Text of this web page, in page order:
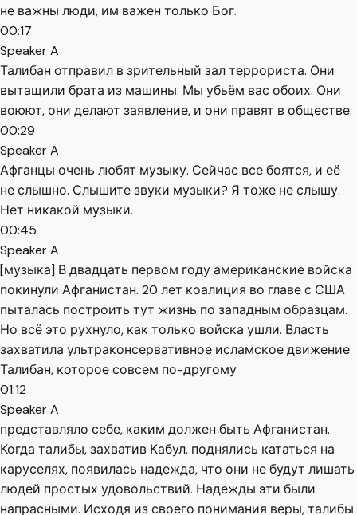
не важны люди, им важен только Бог.
00:17
Speaker A
Талибан отправил в зрительный зал террориста. Они
вытащили брата из машины. Мы убьём вас обоих. Они
воюют, они делают заявление, и они правят в обществе.
00:29
Speaker A
Афганцы очень любят музыку. Сейчас все боятся, и её
не слышно. Слышите звуки музыки? Я тоже не слышу.
Нет никакой музыки.
00:45
Speaker A
[музыка] В двадцать первом году американские войска
покинули Афганистан. 20 лет коалиция во главе с США
пыталась построить тут жизнь по западным образцам.
Но всё это рухнуло, как только войска ушли. Власть
захватила ультраконсервативное исламское движение
Талибан, которое совсем по-другому
01:12
Speaker A
представляло себе, каким должен быть Афганистан.
Когда талибы, захватив Кабул, поднялись кататься на
каруселях, появилась надежда, что они не будут лишать
людей простых удовольствий. Надежды эти были
напрасными. Исходя из своего понимания веры, талибы